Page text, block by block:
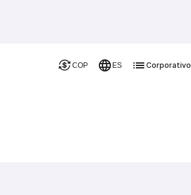
COP ES Corporativo